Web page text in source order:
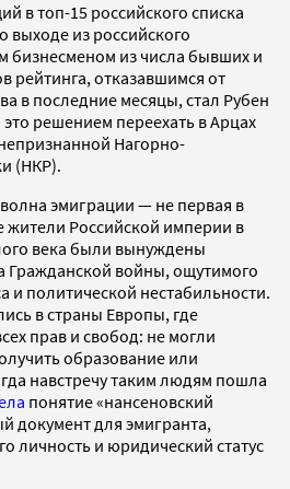
в топ-15 российского списка
о выходе из российского
бизнесменом из числа бывших и
рейтинга, отказавшимся от
в последние месяцы, стал Рубен
решением переехать в Арцах
Нагорно-
(НКР).
эмиграции — не первая в
жители Российской империи в
века были вынуждены
Гражданской войны, ощутимого
и политической нестабильности.
в страны Европы, где
прав и свобод: не могли
образование или
навстречу таким людям пошла
понятие «нансеновский
документ для эмигранта,
личность и юридический статус